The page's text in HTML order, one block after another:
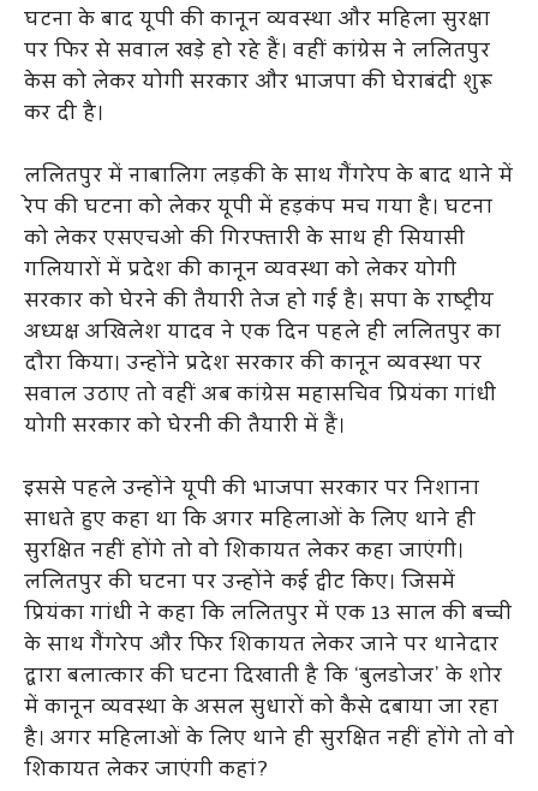
घटना के बाद यूपी की कानून व्यवस्था और महिला सुरक्षा
पर फिर से सवाल खड़े हो रहे हैं। वहीं कांग्रेस ने ललितपुर
केस को लेकर योगी सरकार और भाजपा की घेराबंदी शुरू
कर दी है।
ललितपुर में नाबालिग लड़की के साथ गैंगरेप के बाद थाने में
रेप की घटना को लेकर यूपी में हड़कंप मच गया है। घटना
को लेकर एसएचओ की गिरफ्तारी के साथ ही सियासी
गलियारों में प्रदेश की कानून व्यवस्था को लेकर योगी
सरकार को घेरने की तैयारी तेज हो गई है। सपा के राष्ट्रीय
अध्यक्ष अखिलेश यादव ने एक दिन पहले ही ललितपुर का
दौरा किया। उन्होंने प्रदेश सरकार की कानून व्यवस्था पर
सवाल उठाए तो वहीं अब कांग्रेस महासचिव प्रियंका गांधी
योगी सरकार को घेरनी की तैयारी में हैं।
इससे पहले उन्होंने यूपी की भाजपा सरकार पर निशाना
साधते हुए कहा था कि अगर महिलाओं के लिए थाने ही
सुरक्षित नहीं होंगे तो वो शिकायत लेकर कहा जाएंगी।
ललितपुर की घटना पर उन्होंने कई ट्वीट किए। जिसमें
प्रियंका गांधी ने कहा कि ललितपुर में एक 13 साल की बच्ची
के साथ गैंगरेप और फिर शिकायत लेकर जाने पर थानेदार
द्वारा बलात्कार की घटना दिखाती है कि ‘बुलडोजर’ के शोर
में कानून व्यवस्था के असल सुधारों को कैसे दबाया जा रहा
है। अगर महिलाओं के लिए थाने ही सुरक्षित नहीं होंगे तो वो
शिकायत लेकर जाएंगी कहां?